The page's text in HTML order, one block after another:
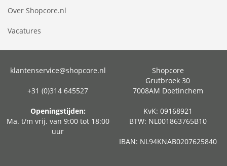
Over Shopcore.nl
Vacatures
klantenservice@shopcore.nl
+31 (0)314 645527
Openingstijden:
Ma. t/m vrij. van 9:00 tot 18:00
uur
Shopcore
Grutbroek 30
7008AM Doetinchem
KvK: 09168921
BTW: NL001863765B10
IBAN: NL94KNAB0207625840